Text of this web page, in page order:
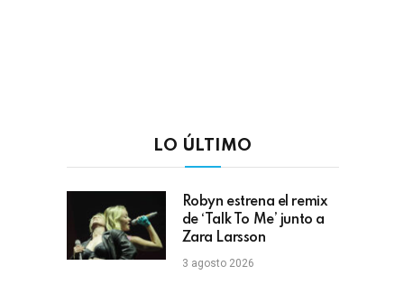
LO ÚLTIMO
Robyn estrena el remix
de ‘Talk To Me’ junto a
Zara Larsson
3 agosto 2026